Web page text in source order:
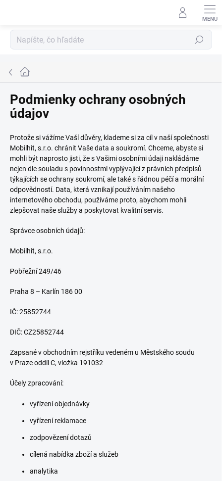
Hľadať
Domov
Podmienky ochrany osobných
údajov
Protože si vážíme Vaší důvěry, klademe si za cíl v naší společnosti
Mobilhit, s.r.o. chránit Vaše data a soukromí. Chceme, abyste si
mohli být naprosto jisti, že s Vašimi osobními údaji nakládáme
nejen dle souladu s povinnostmi vyplývající z právních předpisů
týkajících se ochrany soukromí, ale také s řádnou péčí a morální
odpovědností. Data, která vznikají používáním našeho
internetového obchodu, používáme proto, abychom mohli
zlepšovat naše služby a poskytovat kvalitní servis.
Správce osobních údajů:
Mobilhit, s.r.o.
Pobřežní 249/46
Praha 8 – Karlín 186 00
IČ: 25852744
DIČ: CZ25852744
Zapsané v obchodním rejstříku vedeném u Městského soudu
v Praze oddíl C, vložka 191032
Účely zpracování:
vyřízení objednávky
vyřízení reklamace
zodpovězení dotazů
cílená nabídka zboží a služeb
analytika